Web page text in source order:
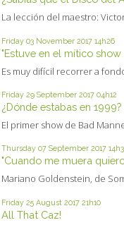
La lección del maestro:
Friday 03 November 2017 14h26
"Estuve en el mítico show
Es muy difícil recorrer a
Friday 29 September 2017 04h12
¿Dónde estabas en
El primer show de Bad
Thursday 07 September 2017
"Cuando me muera
Mariano Goldenstein, de
Friday 25 August 2017 21h10
All That Caz!